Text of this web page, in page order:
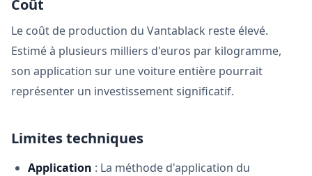
Coût
Le coût de production du Vantablack reste élevé.
Estimé à plusieurs milliers d'euros par kilogramme,
son application sur une voiture entière pourrait
représenter un investissement significatif.
Limites techniques
Application : La méthode d'application du